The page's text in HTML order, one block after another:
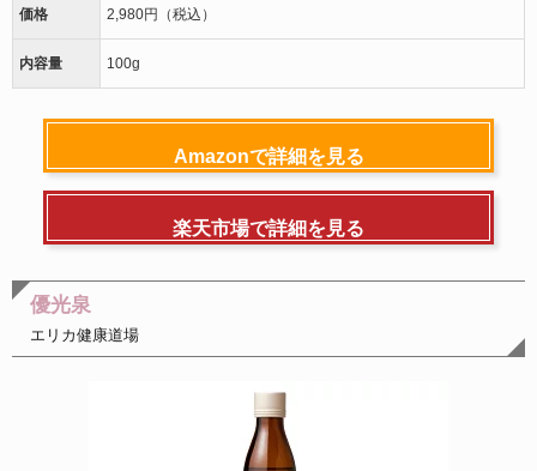
価格 2,980円（税込）
内容量 100g
Amazonで詳細を見る
楽天市場で詳細を見る
優光泉
エリカ健康道場